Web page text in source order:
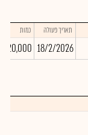
תאריך פעולה כמות
18/2/2026
320,000